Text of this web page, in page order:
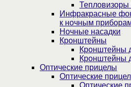
Тепловизоры
Инфракрасные
к ночным
Ночные насадки
Кронштейны
Кронштейны
Кронштейны
Оптические прицелы
Оптические